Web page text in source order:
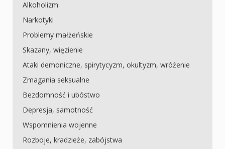
Alkoholizm
Narkotyki
Problemy małżeńskie
Skazany, więzienie
Ataki demoniczne, spirytycyzm, okultyzm, wróżenie
Zmagania seksualne
Bezdomność i ubóstwo
Depresja, samotność
Wspomnienia wojenne
Rozboje, kradzieże, zabójstwa